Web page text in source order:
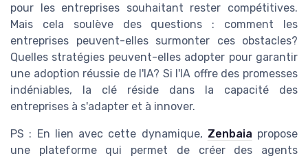
pour les entreprises souhaitant rester compétitives.
Mais cela soulève des questions : comment les
entreprises peuvent-elles surmonter ces obstacles?
Quelles stratégies peuvent-elles adopter pour garantir
une adoption réussie de l'IA? Si l'IA offre des promesses
indéniables, la clé réside dans la capacité des
entreprises à s'adapter et à innover.
PS : En lien avec cette dynamique, Zenbaia propose
une plateforme qui permet de créer des agents